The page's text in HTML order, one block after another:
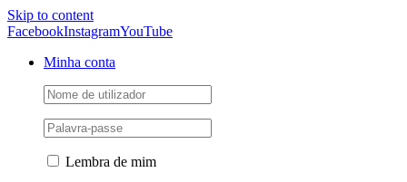
Skip to content
FacebookInstagramYouTube
Minha conta
Lembra de mim